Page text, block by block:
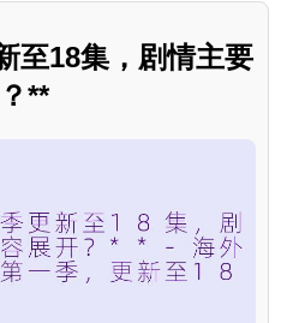
至18集，剧情主要
**